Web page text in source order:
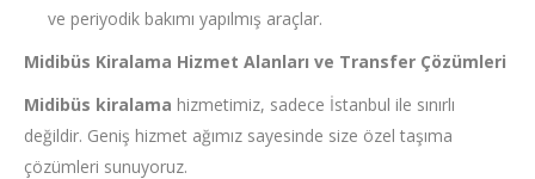
ve periyodik bakımı yapılmış araçlar.
Midibüs Kiralama Hizmet Alanları ve Transfer Çözümleri
Midibüs kiralama hizmetimiz, sadece İstanbul ile sınırlı
değildir. Geniş hizmet ağımız sayesinde size özel taşıma
çözümleri sunuyoruz.